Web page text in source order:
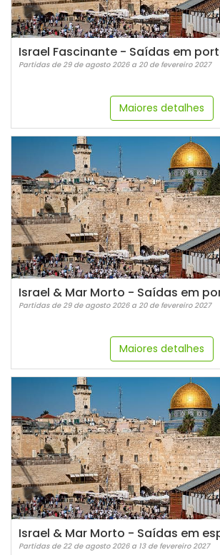
Partidas de 29 de agosto 2026 a 20 de fevereiro 2027
Maiores detalhes
Partidas de 29 de agosto 2026 a 20 de fevereiro 2027
Maiores detalhes
Partidas de 22 de agosto 2026 a 13 de fevereiro 2027